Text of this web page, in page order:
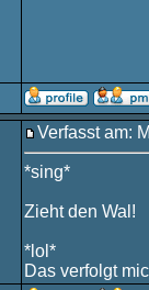
Verfasst am:
*sing*
Zieht den Wal!
*lol*
Das verfolgt